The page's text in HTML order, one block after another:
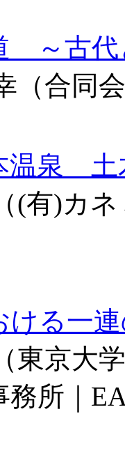
～古代
（合同
温泉 土
（(有)カ
ける一
（東京大
務所｜